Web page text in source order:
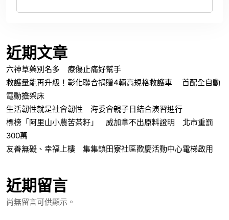
近期文章
六神草藥別名多 療傷止痛好幫手
救護量能再升級！彰化聯合捐贈4輛高規格救護車 首配全自動
電動擔架床
生活韌性就是社會韌性 海委會親子日結合演習進行
標榜「阿里山小農苦茶籽」 威加拿不出原料證明 北市重罰
300萬
友善無礙、幸福上樓 集集鎮田寮社區歡慶活動中心電梯啟用
近期留言
尚無留言可供顯示。